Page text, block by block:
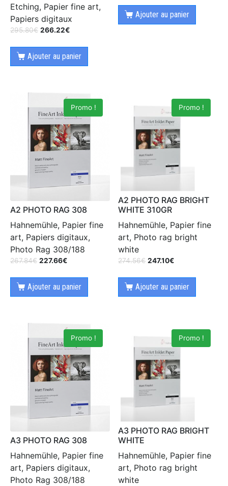
Etching, Papier fine art,
Papiers digitaux
295.80€ 266.22€
Ajouter au panier
Ajouter au panier
Promo !
A2 PHOTO RAG 308
Hahnemühle, Papier fine
art, Papiers digitaux,
Photo Rag 308/188
267.84€ 227.66€
Ajouter au panier
Promo !
A2 PHOTO RAG BRIGHT
WHITE 310GR
Hahnemühle, Papier fine
art, Photo rag bright
white
274.56€ 247.10€
Ajouter au panier
Promo !
A3 PHOTO RAG 308
Hahnemühle, Papier fine
art, Papiers digitaux,
Photo Rag 308/188
Promo !
A3 PHOTO RAG BRIGHT
WHITE
Hahnemühle, Papier fine
art, Photo rag bright
white